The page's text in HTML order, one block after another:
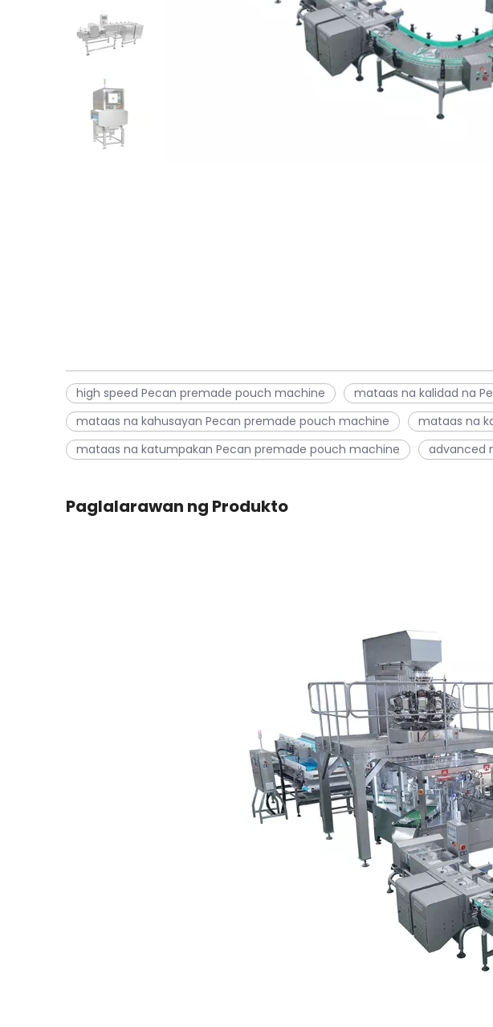
high speed Pecan premade pouch machine
mataas na kalidad na
mataas na kahusayan Pecan premade pouch machine
mataas na
mataas na katumpakan Pecan premade pouch machine
advanced
Paglalarawan ng Produkto